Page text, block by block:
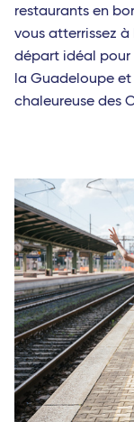
restaurants en
vous atterrissez
départ idéal pour
la Guadeloupe
chaleureuse des